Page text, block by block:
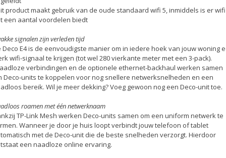
product maakt gebruik van de oude standaard wifi 5, inmiddels is er
een aantal voordelen biedt
signalen zijn verleden tijd
Deco E4 is de eenvoudigste manier om in iedere hoek van jouw woning
wifi-signaal te krijgen (tot wel 280 vierkante meter met een 3-pack).
verbindingen en de optionele ethernet-backhaul werken samen
Deco-units te koppelen voor nog snellere netwerksnelheden en een
bereik. Wil je meer dekking? Voeg gewoon nog een Deco-unit toe.
roamen met één netwerknaam
TP-Link Mesh werken Deco-units samen om een uniform netwerk te
Wanneer je door je huis loopt verbindt jouw telefoon of tablet
met de Deco-unit die de beste snelheden verzorgt. Hierdoor
een naadloze online ervaring.